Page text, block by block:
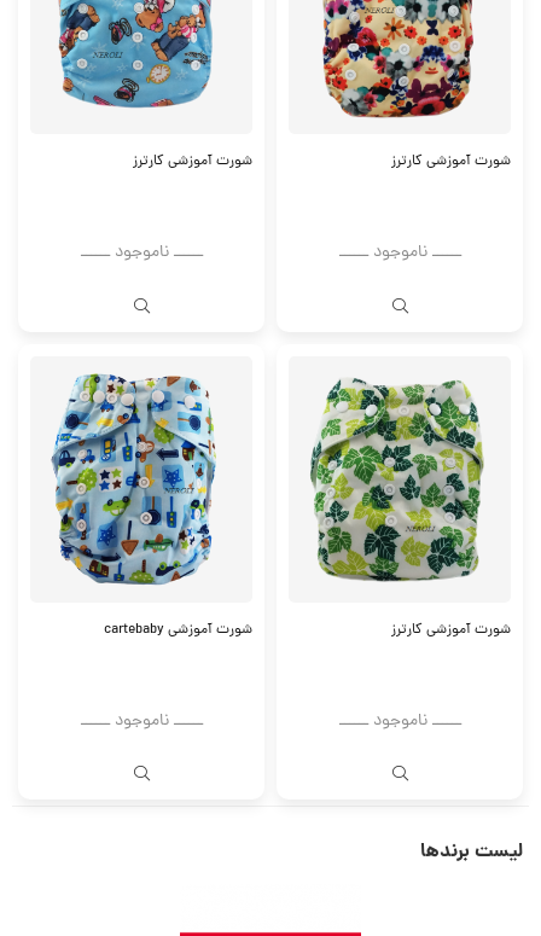
شورت آموزشی کارترز
ــــــ ناموجود ــــــ
شورت آموزشی کارترز
ــــــ ناموجود ــــــ
شورت آموزشی کارترز
ــــــ ناموجود ــــــ
شورت آموزشی cartebaby
ــــــ ناموجود ــــــ
لیست برندها